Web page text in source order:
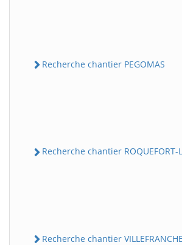
Recherche chantier PEGOMAS
Recherche chantier ROQUEFORT-
Recherche chantier